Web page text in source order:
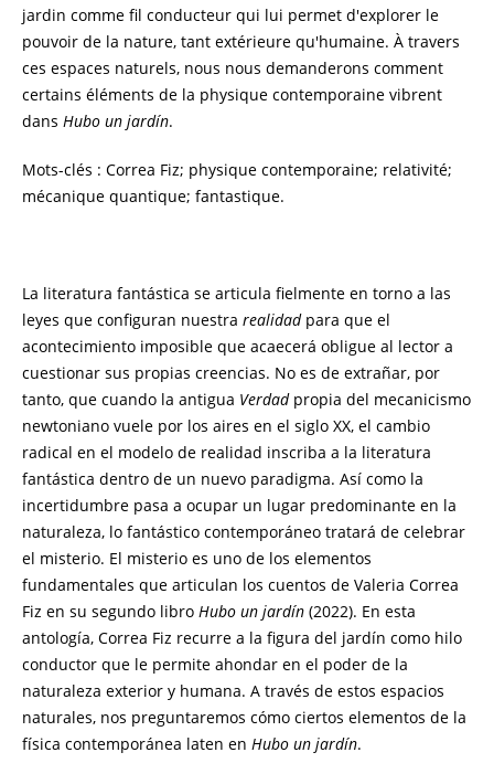
jardin comme fil conducteur qui lui permet d'explorer le
pouvoir de la nature, tant extérieure qu'humaine. À travers
ces espaces naturels, nous nous demanderons comment
certains éléments de la physique contemporaine vibrent
dans Hubo un jardín.
Mots-clés : Correa Fiz; physique contemporaine; relativité;
mécanique quantique; fantastique.
La literatura fantástica se articula fielmente en torno a las
leyes que configuran nuestra realidadpara que el
acontecimiento imposible que acaecerá obligue al lector a
cuestionar sus propias creencias. No es de extrañar, por
tanto, que cuando la antigua Verdadpropia del mecanicismo
newtoniano vuele por los aires en el siglo XX, el cambio
radical en el modelo de realidad inscriba a la literatura
fantástica dentro de un nuevo paradigma. Así como la
incertidumbre pasa a ocupar un lugar predominante en la
naturaleza, lo fantástico contemporáneo tratará de celebrar
el misterio. El misterio es uno de los elementos
fundamentales que articulan los cuentos de Valeria Correa
Fiz en su segundo libro Hubo un jardín(2022). En esta
antología, Correa Fiz recurre a la figura del jardín como hilo
conductor que le permite ahondar en el poder de la
naturaleza exterior y humana. A través de estos espacios
naturales, nos preguntaremos cómo ciertos elementos de la
física contemporánea laten en Hubo un jardín.